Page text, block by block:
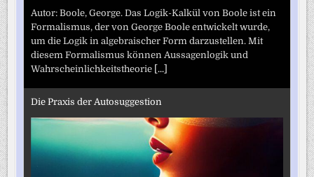
Autor: Boole, George. Das Logik-Kalkül von Boole ist ein
Formalismus, der von George Boole entwickelt wurde,
um die Logik in algebraischer Form darzustellen. Mit
diesem Formalismus können Aussagenlogik und
Wahrscheinlichkeitstheorie [...]
Die Praxis der Autosuggestion